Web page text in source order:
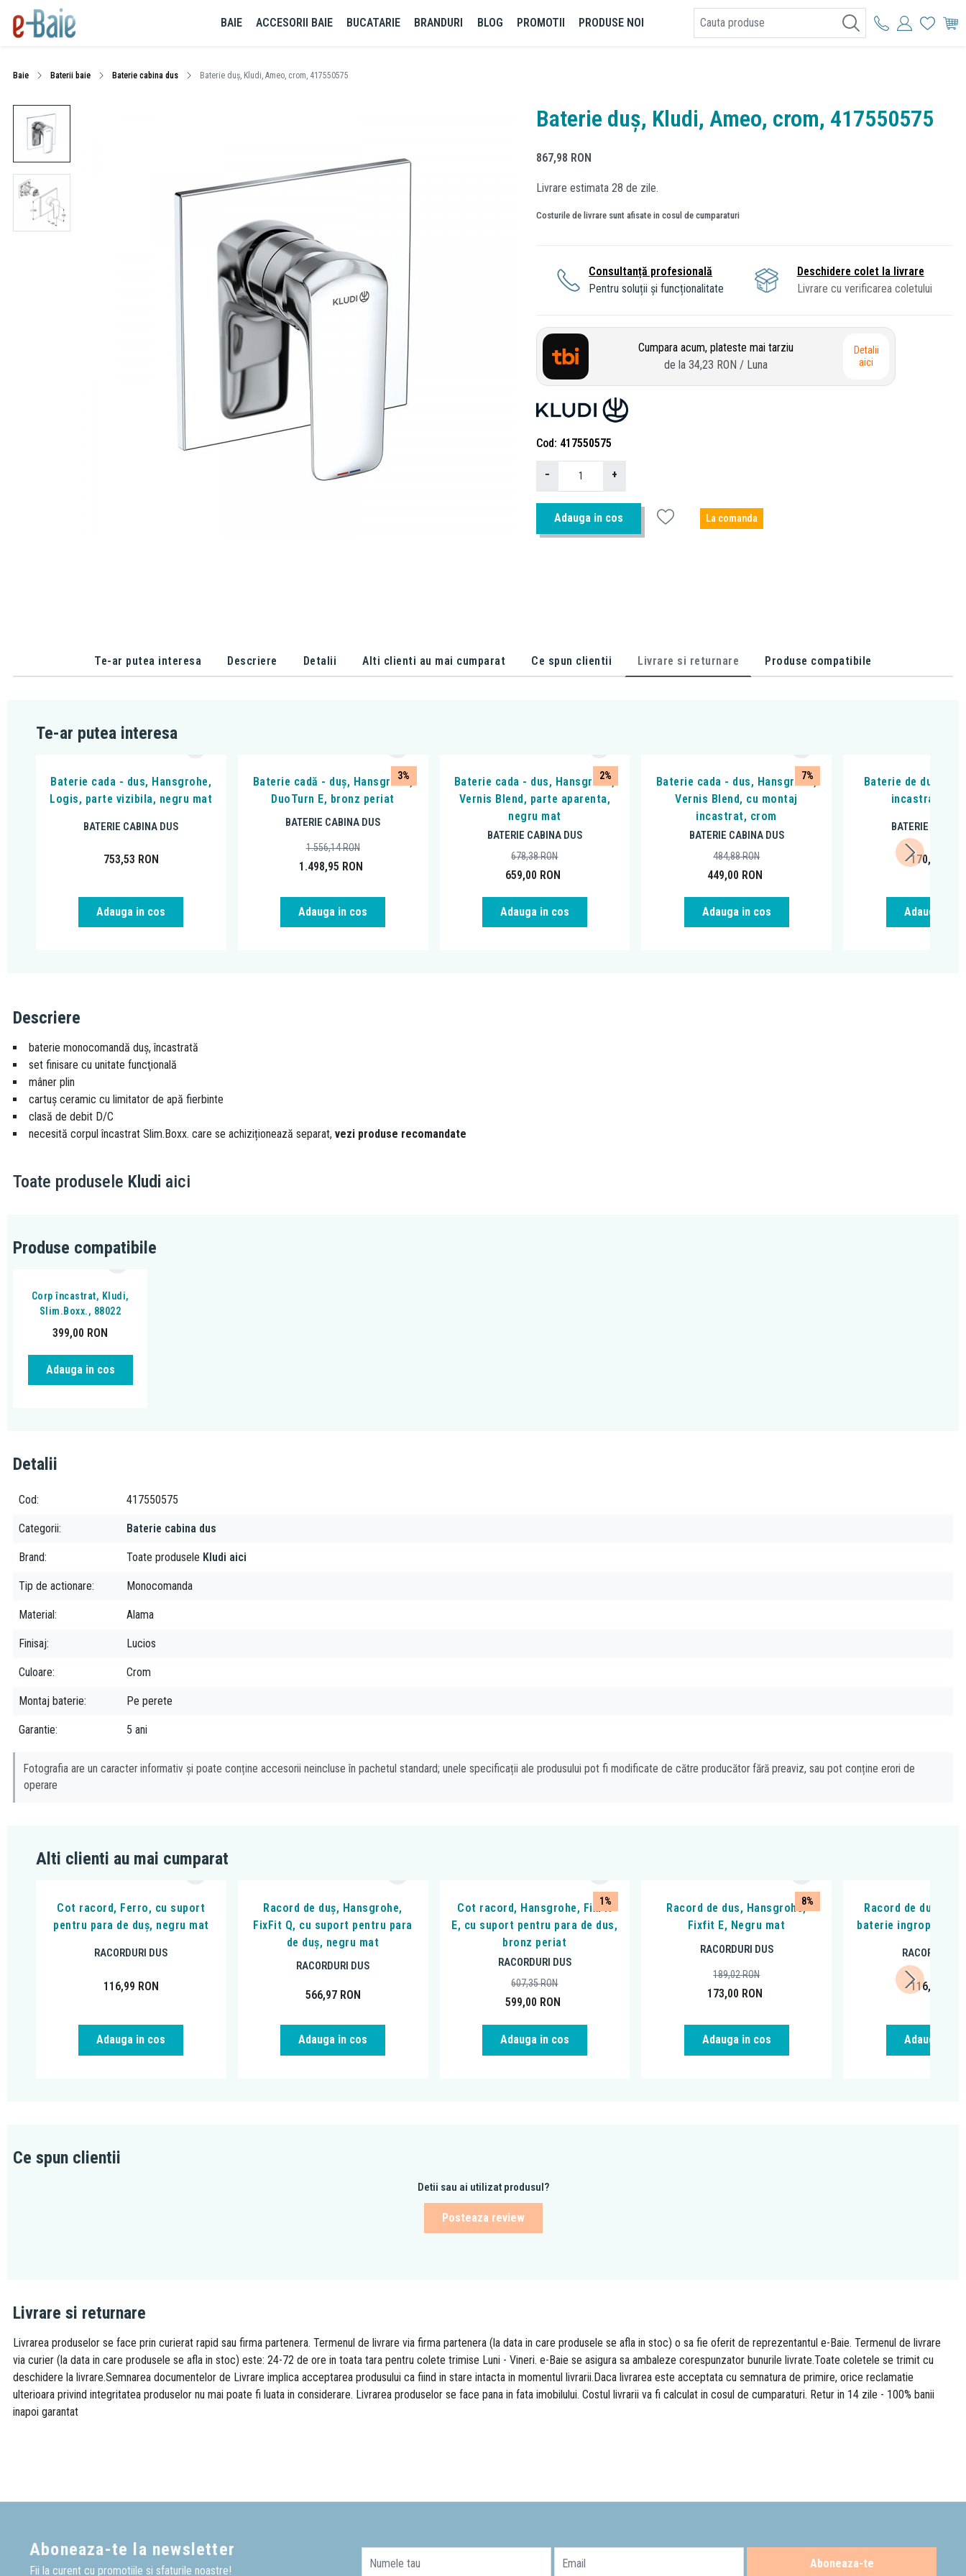
BAIE ACCESORII BAIE BUCATARIE BRANDURI BLOG PROMOTII PRODUSE NOI
Baie Baterii baie Baterie cabina dus Baterie duș, Kludi, Ameo, crom, 417550575
Baterie duș, Kludi, Ameo, crom, 417550575
867,98 RON
Livrare estimata 28 de zile.
Costurile de livrare sunt afisate in cosul de cumparaturi
Consultanță profesională
Pentru soluții și funcționalitate
Deschidere colet la livrare
Livrare cu verificarea coletului
Cumpara acum, plateste mai tarziu
de la 34,23 RON / Luna
Detalii
aici
Cod 417550575
− +
Adauga in cos La comanda
Te-ar putea interesa Descriere Detalii Alti clienti au mai cumparat Ce spun clientii Livrare si returnare Produse compatibile
Te-ar putea interesa
Baterie cada - dus, Hansgrohe,
Logis, parte vizibila, negru mat
BATERIE CABINA DUS
753,53 RON
Adauga in cos
3%
Baterie cadă - duș, Hansgrohe,
DuoTurn E, bronz periat
BATERIE CABINA DUS
1.498,95 RON
1.556,14RON
Adauga in cos
2%
Baterie cada - dus, Hansgrohe,
Vernis Blend, parte aparenta,
negru mat
BATERIE CABINA DUS
659,00 RON
678,38RON
Adauga in cos
7%
Baterie cada - dus, Hansgrohe,
Vernis Blend, cu montaj
incastrat, crom
BATERIE CABINA DUS
449,00 RON
484,88RON
Adauga in cos
Baterie de dus,
incastrabila,
BATERIE
170,99
Adauga in
Descriere
baterie monocomandă duş, încastrată
set finisare cu unitate funcţională
mâner plin
cartuş ceramic cu limitator de apă fierbinte
clasă de debit D/C
necesită corpul încastrat Slim.Boxx. care se achiziționează separat, vezi produse recomandate
Toate produsele Kludi aici
Produse compatibile
Corp încastrat, Kludi,
Slim.Boxx., 88022
399,00 RON
Adauga in cos
Detalii
Cod 417550575
Categorii Baterie cabina dus
Brand Toate produsele Kludi aici
Tip de actionare Monocomanda
Material Alama
Finisaj Lucios
Culoare Crom
Montaj baterie Pe perete
Garantie 5 ani
Fotografia are un caracter informativ și poate conține accesorii neincluse în pachetul standard; unele specificații ale produsului pot fi modificate de către producător fără preaviz, sau pot conține erori de
operare
Alti clienti au mai cumparat
Cot racord, Ferro, cu suport
pentru para de duș, negru mat
RACORDURI DUS
116,99 RON
Adauga in cos
Racord de duș, Hansgrohe,
FixFit Q, cu suport pentru para
de duș, negru mat
RACORDURI DUS
566,97 RON
Adauga in cos
1%
Cot racord, Hansgrohe, FixFit
E, cu suport pentru para de dus,
bronz periat
RACORDURI DUS
599,00 RON
607,35RON
Adauga in cos
8%
Racord de dus, Hansgrohe,
Fixfit E, Negru mat
RACORDURI DUS
173,00 RON
189,02RON
Adauga in cos
Racord de dus,
baterie ingropata,
RACORDURI
116,99
Adauga in
Ce spun clientii
Detii sau ai utilizat produsul?
Posteaza review
Livrare si returnare
Livrarea produselor se face prin curierat rapid sau firma partenera. Termenul de livrare via firma partenera (la data in care produsele se afla in stoc) o sa fie oferit de reprezentantul e-Baie. Termenul de livrare
via curier (la data in care produsele se afla in stoc) este: 24-72 de ore in toata tara pentru colete trimise Luni - Vineri. e-Baie se asigura sa ambaleze corespunzator bunurile livrate.Toate coletele se trimit cu
deschidere la livrare.Semnarea documentelor de Livrare implica acceptarea produsului ca fiind in stare intacta in momentul livrarii.Daca livrarea este acceptata cu semnatura de primire, orice reclamatie
ulterioara privind integritatea produselor nu mai poate fi luata in considerare. Livrarea produselor se face pana in fata imobilului. Costul livrarii va fi calculat in cosul de cumparaturi. Retur in 14 zile - 100% banii
inapoi garantat
Aboneaza-te la newsletter
Fii la curent cu promotiile si sfaturile noastre!
Numele tau Email Aboneaza-te